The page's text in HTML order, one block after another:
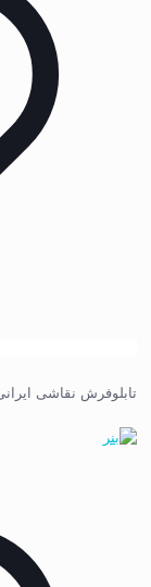
تابلوفرش نقاشی ایرانی